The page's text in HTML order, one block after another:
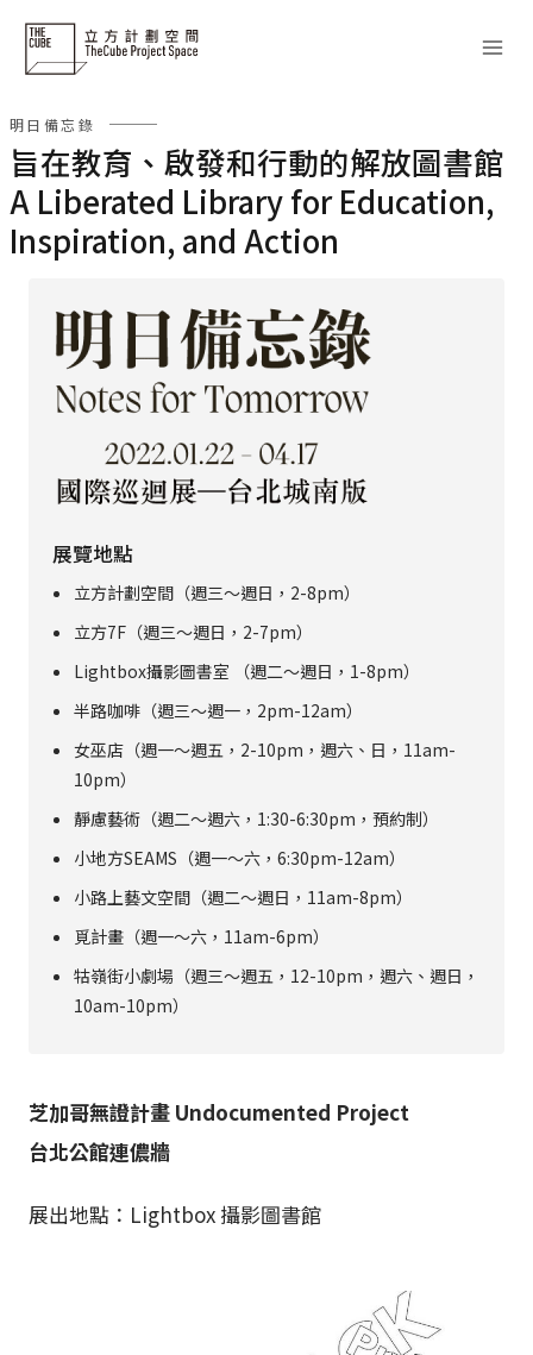
Skip
content
明日備忘錄
旨在教育、啟發和行動的解放圖書館
A Liberated Library for Education,
Inspiration, and Action
芝加哥無證計畫 Undocumented Project
台北公館連儂牆
展出地點：Lightbox 攝影圖書館
展覽地點
立方計劃空間（週三～週日，2-8pm）
立方7F（週三～週日，2-7pm）
Lightbox攝影圖書室 （週二～週日，1-8pm）
半路咖啡（週三～週一，2pm-12am）
女巫店（週一～週五，2-10pm，週六、日，11am-
10pm）
靜慮藝術（週二～週六，1:30-6:30pm，預約制）
小地方SEAMS（週一～六，6:30pm-12am）
小路上藝文空間（週二～週日，11am-8pm）
覓計畫（週一～六，11am-6pm）
牯嶺街小劇場（週三～週五，12-10pm，週六、週日，
10am-10pm）